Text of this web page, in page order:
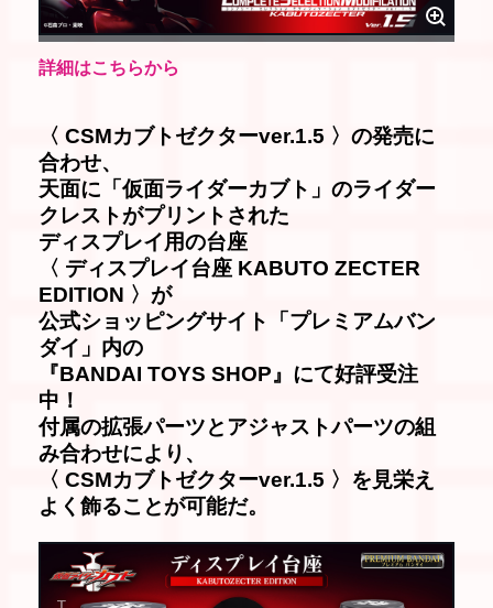
詳細はこちらから
〈 CSMカブトゼクターver.1.5 〉の発売に
合わせ、
天面に「仮面ライダーカブト」のライダー
クレストがプリントされた
ディスプレイ用の台座
〈 ディスプレイ台座 KABUTO ZECTER
EDITION 〉が
公式ショッピングサイト「プレミアムバン
ダイ」内の
『BANDAI TOYS SHOP』にて好評受注
中！
付属の拡張パーツとアジャストパーツの組
み合わせにより、
〈 CSMカブトゼクターver.1.5 〉を見栄え
よく飾ることが可能だ。